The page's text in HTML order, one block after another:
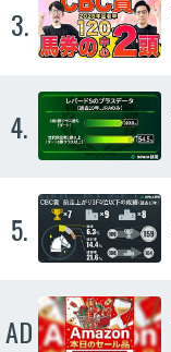
3.
4.
5.
AD